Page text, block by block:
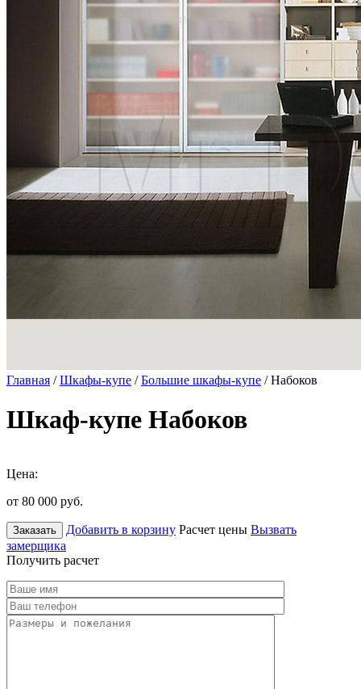
Главная /Шкафы-купе /Большие шкафы-купе / Набоков
Шкаф-купе Набоков
Цена:
от 80 000 руб.
Заказать Добавить в корзину Расчет цены Вызвать
замерщика
Получить расчет